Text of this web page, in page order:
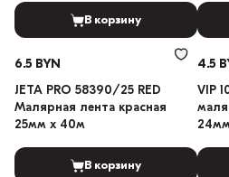
В корзину
6.5 BYN
JETA PRO 58390/25 RED
Малярная лента красная
25мм х 40м
В корзину
4.5
VIP